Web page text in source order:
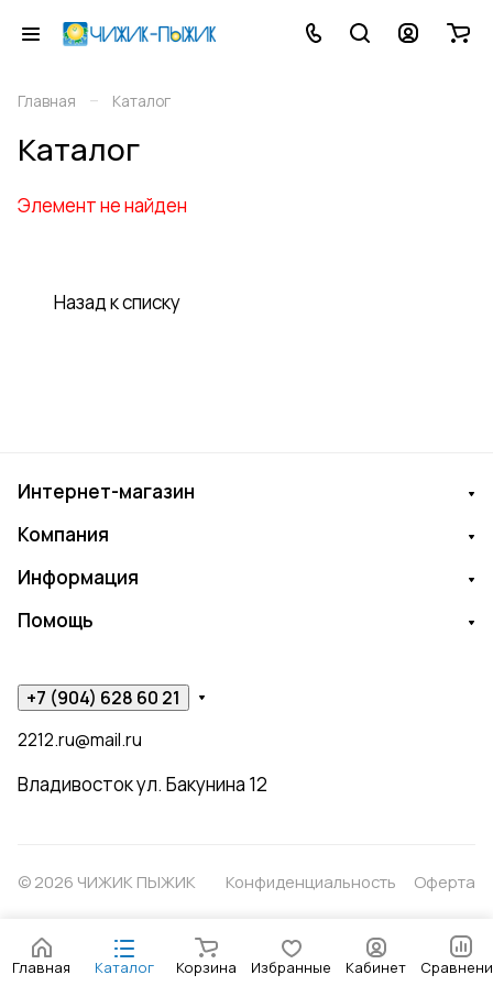
Главная – Каталог
Каталог
Элемент не найден
Назад к списку
Главная Каталог Корзина Избранные Кабинет
Интернет-магазин
Компания
Информация
Помощь
+7 (904) 628 60 21
2212.ru@mail.ru
Владивосток ул. Бакунина 12
© 2026 ЧИЖИК ПЫЖИК Конфиденциальность Оферта